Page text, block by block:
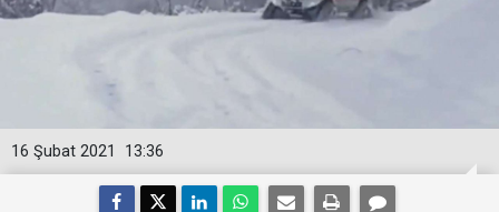
13:36
16 Şubat 2021